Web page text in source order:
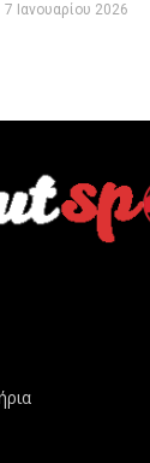
7 Ιανουαρίου 2026